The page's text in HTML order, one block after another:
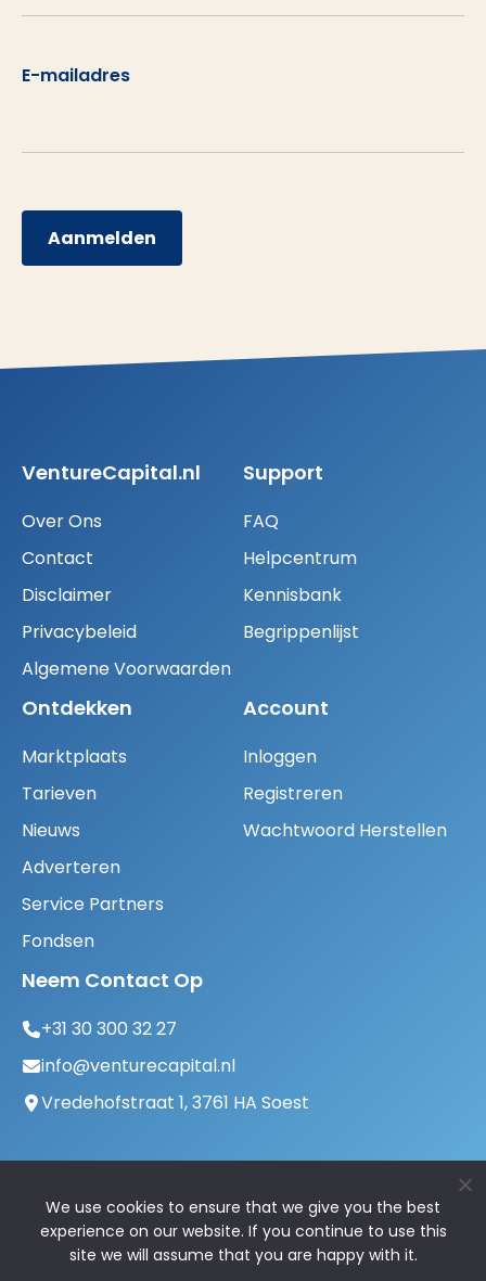
E-mailadres
Aanmelden
VentureCapital.nl
Over Ons
Contact
Disclaimer
Privacybeleid
Algemene Voorwaarden
Support
FAQ
Helpcentrum
Kennisbank
Begrippenlijst
Ontdekken
Marktplaats
Tarieven
Nieuws
Adverteren
Service Partners
Fondsen
Account
Inloggen
Registreren
Wachtwoord Herstellen
Neem Contact Op
+31 30 300 32 27
info@venturecapital.nl
Vredehofstraat 1, 3761 HA Soest
We use cookies to ensure that we give you the best
experience on our website. If you continue to use this
site we will assume that you are happy with it.